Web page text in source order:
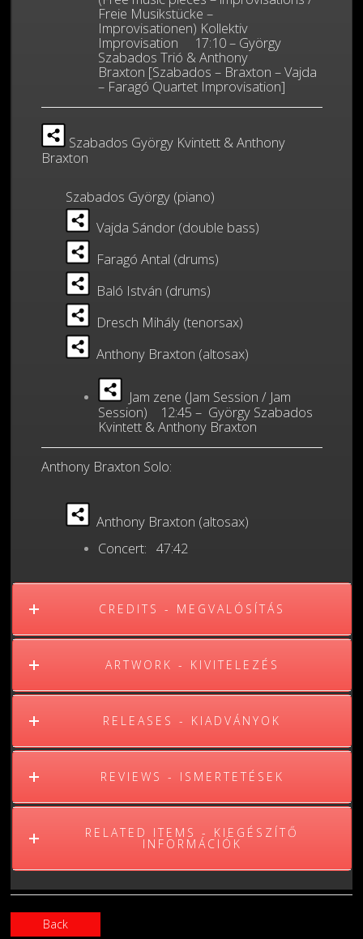
Freie Musikstücke –
Improvisationen) Kollektiv
Improvisation 17:10 – György
Szabados Trió & Anthony
Braxton [Szabados – Braxton – Vajda
– Faragó Quartet Improvisation]
Szabados György Kvintett & Anthony
Braxton
Szabados György (piano)
Vajda Sándor (double bass)
Faragó Antal (drums)
Baló István (drums)
Dresch Mihály (tenorsax)
Anthony Braxton (altosax)
Jam zene (Jam Session / Jam
Session) 12:45 – György Szabados
Kvintett & Anthony Braxton
Anthony Braxton Solo:
Anthony Braxton (altosax)
Concert: 47:42
CREDITS - MEGVALÓSÍTÁS
ARTWORK - KIVITELEZÉS
RELEASES - KIADVÁNYOK
REVIEWS - ISMERTETÉSEK
RELATED ITEMS - KIEGÉSZÍTŐ
INFORMÁCIÓK
Back